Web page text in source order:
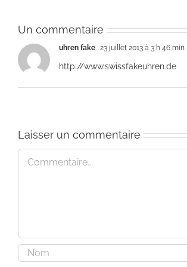
Un commentaire
uhren fake 23 juillet 2013 à 3 h 46 min
http://www.swissfakeuhren.de
Laisser un commentaire
Commentaire